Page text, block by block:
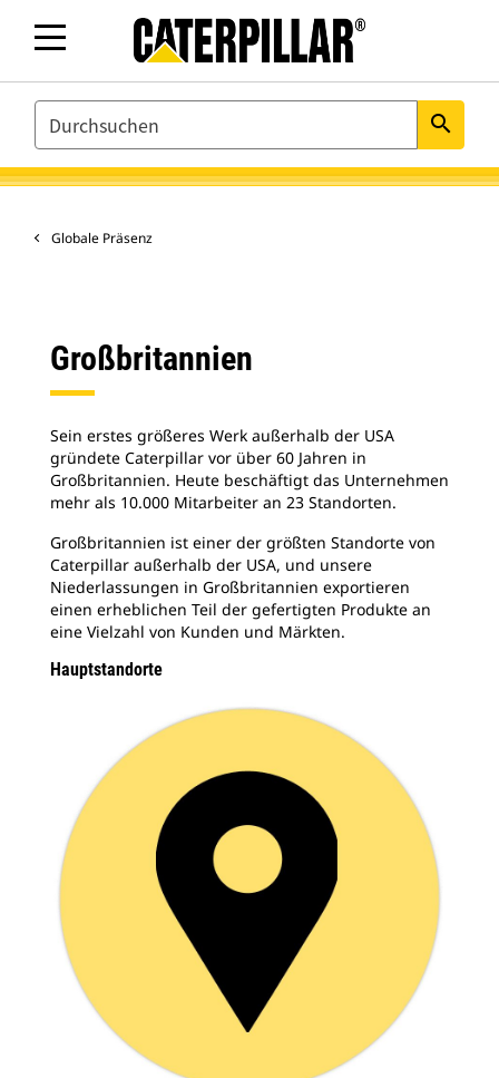
SEARCH search
Globale Präsenz
Großbritannien
Sein erstes größeres Werk außerhalb der USA
gründete Caterpillar vor über 60 Jahren in
Großbritannien. Heute beschäftigt das Unternehmen
mehr als 10.000 Mitarbeiter an 23 Standorten.
Großbritannien ist einer der größten Standorte von
Caterpillar außerhalb der USA, und unsere
Niederlassungen in Großbritannien exportieren
einen erheblichen Teil der gefertigten Produkte an
eine Vielzahl von Kunden und Märkten.
Hauptstandorte